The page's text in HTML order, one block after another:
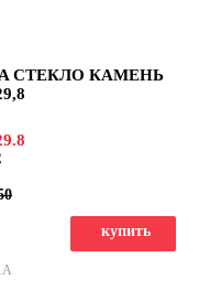
СТЕКЛО КАМЕНЬ
купить